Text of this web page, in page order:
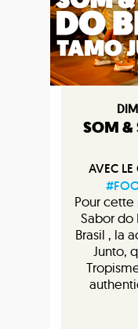
SOM &
AVEC
Pour
Sabor do
Brasil , la
Junto,